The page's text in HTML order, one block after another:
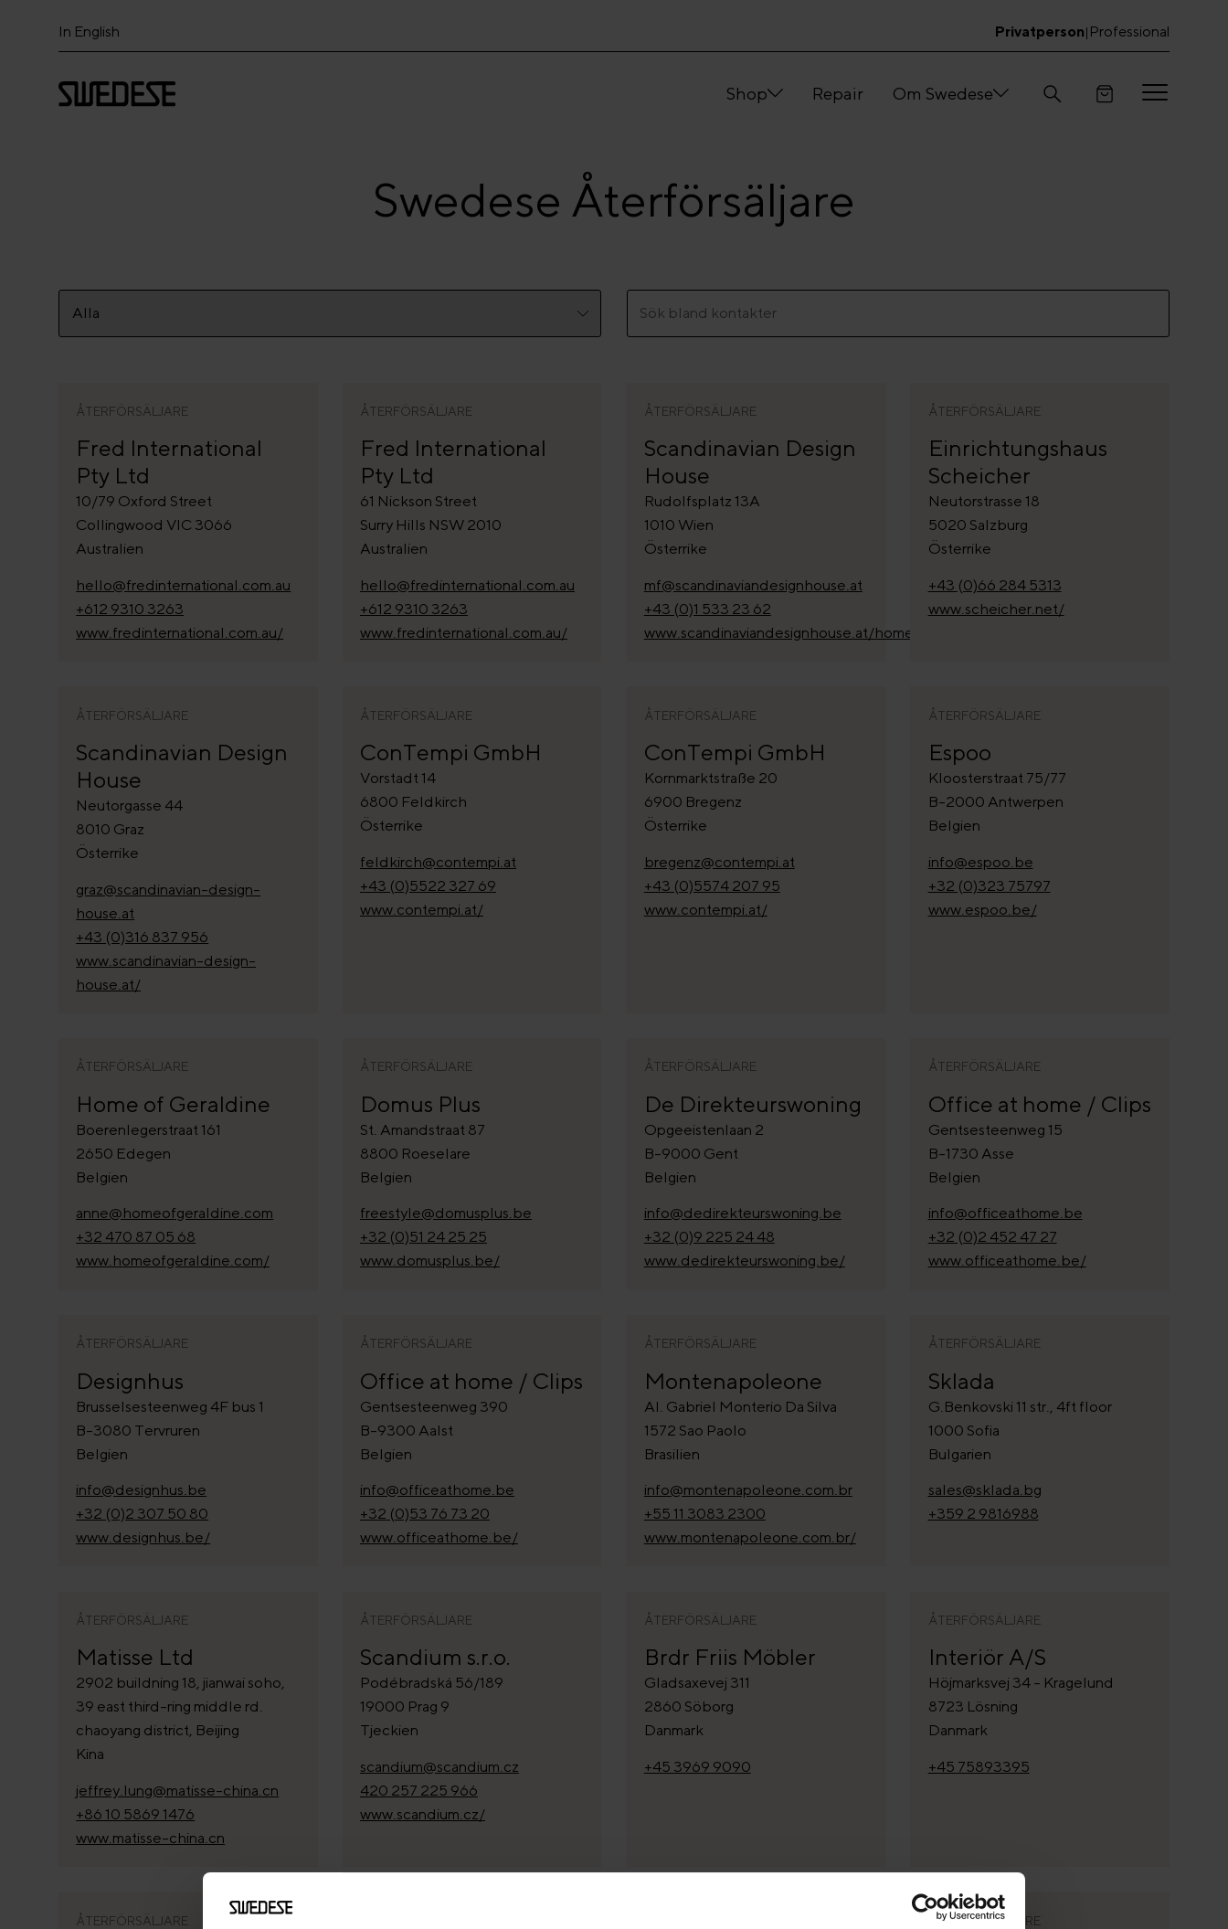
In English Privatperson| Professional
Shop Repair Om Swedese
Swedese Återförsäljare
ÅTERFÖRSÄLJARE
Fred International
Pty Ltd
10/79 Oxford Street
Collingwood VIC 3066
Australien
hello@fredinternational.com.au
+612 9310 3263
www.fredinternational.com.au/
ÅTERFÖRSÄLJARE
Fred International
Pty Ltd
61 Nickson Street
Surry Hills NSW 2010
Australien
hello@fredinternational.com.au
+612 9310 3263
www.fredinternational.com.au/
ÅTERFÖRSÄLJARE
Scandinavian Design
House
Rudolfsplatz 13A
1010 Wien
Österrike
mf@scandinaviandesignhouse.at
+43 (0)1 533 23 62
www.scandinaviandesignhouse.at/home
ÅTERFÖRSÄLJARE
Einrichtungshaus
Scheicher
Neutorstrasse 18
5020 Salzburg
Österrike
+43 (0)66 284 5313
www.scheicher.net/
ÅTERFÖRSÄLJARE
Scandinavian Design
House
Neutorgasse 44
8010 Graz
Österrike
graz@scandinavian-design-
house.at
+43 (0)316 837 956
www.scandinavian-design-
house.at/
ÅTERFÖRSÄLJARE
ConTempi GmbH
Vorstadt 14
6800 Feldkirch
Österrike
feldkirch@contempi.at
+43 (0)5522 327 69
www.contempi.at/
ÅTERFÖRSÄLJARE
ConTempi GmbH
Kornmarktstraße 20
6900 Bregenz
Österrike
bregenz@contempi.at
+43 (0)5574 207 95
www.contempi.at/
ÅTERFÖRSÄLJARE
Espoo
Kloosterstraat 75/77
B-2000 Antwerpen
Belgien
info@espoo.be
+32 (0)323 75797
www.espoo.be/
ÅTERFÖRSÄLJARE
Home of Geraldine
Boerenlegerstraat 161
2650 Edegen
Belgien
anne@homeofgeraldine.com
+32 470 87 05 68
www.homeofgeraldine.com/
ÅTERFÖRSÄLJARE
Domus Plus
St. Amandstraat 87
8800 Roeselare
Belgien
freestyle@domusplus.be
+32 (0)51 24 25 25
www.domusplus.be/
ÅTERFÖRSÄLJARE
De Direkteurswoning
Opgeeistenlaan 2
B-9000 Gent
Belgien
info@dedirekteurswoning.be
+32 (0)9 225 24 48
www.dedirekteurswoning.be/
ÅTERFÖRSÄLJARE
Office at home / Clips
Gentsesteenweg 15
B-1730 Asse
Belgien
info@officeathome.be
+32 (0)2 452 47 27
www.officeathome.be/
ÅTERFÖRSÄLJARE
Designhus
Brusselsesteenweg 4F bus 1
B-3080 Tervruren
Belgien
info@designhus.be
+32 (0)2 307 50 80
www.designhus.be/
ÅTERFÖRSÄLJARE
Office at home / Clips
Gentsesteenweg 390
B-9300 Aalst
Belgien
info@officeathome.be
+32 (0)53 76 73 20
www.officeathome.be/
ÅTERFÖRSÄLJARE
Montenapoleone
Al. Gabriel Monterio Da Silva
1572 Sao Paolo
Brasilien
info@montenapoleone.com.br
+55 11 3083 2300
www.montenapoleone.com.br/
ÅTERFÖRSÄLJARE
Sklada
G.Benkovski 11 str., 4ft floor
1000 Sofia
Bulgarien
sales@sklada.bg
+359 2 9816988
ÅTERFÖRSÄLJARE
Matisse Ltd
2902 buildning 18, jianwai soho,
39 east third-ring middle rd.
chaoyang district, Beijing
Kina
jeffrey.lung@matisse-china.cn
+86 10 5869 1476
www.matisse-china.cn
ÅTERFÖRSÄLJARE
Scandium s.r.o.
Podébradská 56/189
19000 Prag 9
Tjeckien
scandium@scandium.cz
420 257 225 966
www.scandium.cz/
ÅTERFÖRSÄLJARE
Brdr Friis Möbler
Gladsaxevej 311
2860 Söborg
Danmark
+45 3969 9090
ÅTERFÖRSÄLJARE
Interiör A/S
Höjmarksvej 34 - Kragelund
8723 Lösning
Danmark
+45 75893395
ÅTERFÖRSÄLJARE ÅTERFÖRSÄLJARE